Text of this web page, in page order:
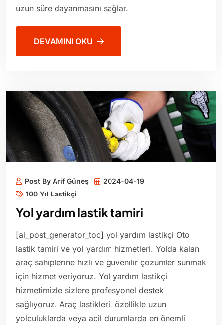
uzun süre dayanmasını sağlar.
DEVAMINI OKU
Post By Arif Güneş
2024-04-19
100 Yıl Lastikçi
Yol yardım lastik tamiri
[ai_post_generator_toc] yol yardım lastikçi Oto
lastik tamiri ve yol yardım hizmetleri. Yolda kalan
araç sahiplerine hızlı ve güvenilir çözümler sunmak
için hizmet veriyoruz. Yol yardım lastikçi
hizmetimizle sizlere profesyonel destek
sağlıyoruz. Araç lastikleri, özellikle uzun
yolculuklarda veya acil durumlarda en önemli